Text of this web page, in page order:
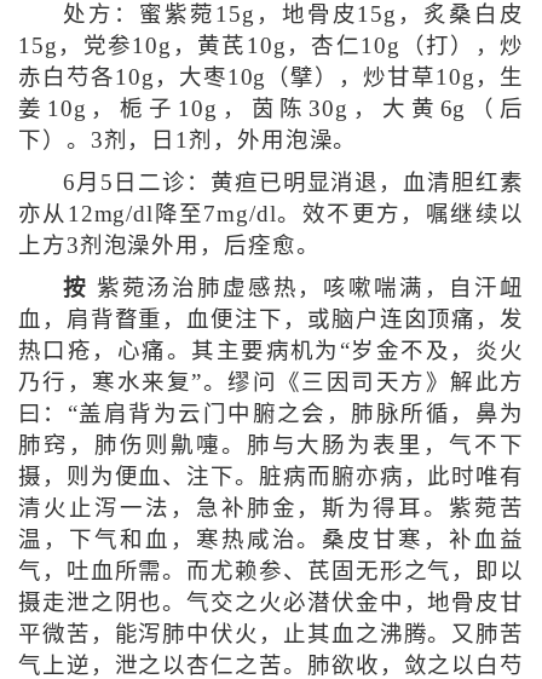
处方：蜜紫菀15g，地骨皮15g，炙桑白皮
15g，党参10g，黄芪10g，杏仁10g（打），炒
赤白芍各10g，大枣10g（擘），炒甘草10g，生
姜10g，栀子10g，茵陈30g，大黄6g（后
下）。3剂，日1剂，外用泡澡。
6月5日二诊：黄疸已明显消退，血清胆红素
亦从12mg/dl降至7mg/dl。效不更方，嘱继续以
上方3剂泡澡外用，后痊愈。
按 紫菀汤治肺虚感热，咳嗽喘满，自汗衄
血，肩背瞀重，血便注下，或脑户连囟顶痛，发
热口疮，心痛。其主要病机为“岁金不及，炎火
乃行，寒水来复”。缪问《三因司天方》解此方
曰：“盖肩背为云门中腑之会，肺脉所循，鼻为
肺窍，肺伤则鼽嚏。肺与大肠为表里，气不下
摄，则为便血、注下。脏病而腑亦病，此时唯有
清火止泻一法，急补肺金，斯为得耳。紫菀苦
温，下气和血，寒热咸治。桑皮甘寒，补血益
气，吐血所需。而尤赖参、芪固无形之气，即以
摄走泄之阴也。气交之火必潜伏金中，地骨皮甘
平微苦，能泻肺中伏火，止其血之沸腾。又肺苦
气上逆，泄之以杏仁之苦。肺欲收，敛之以白芍